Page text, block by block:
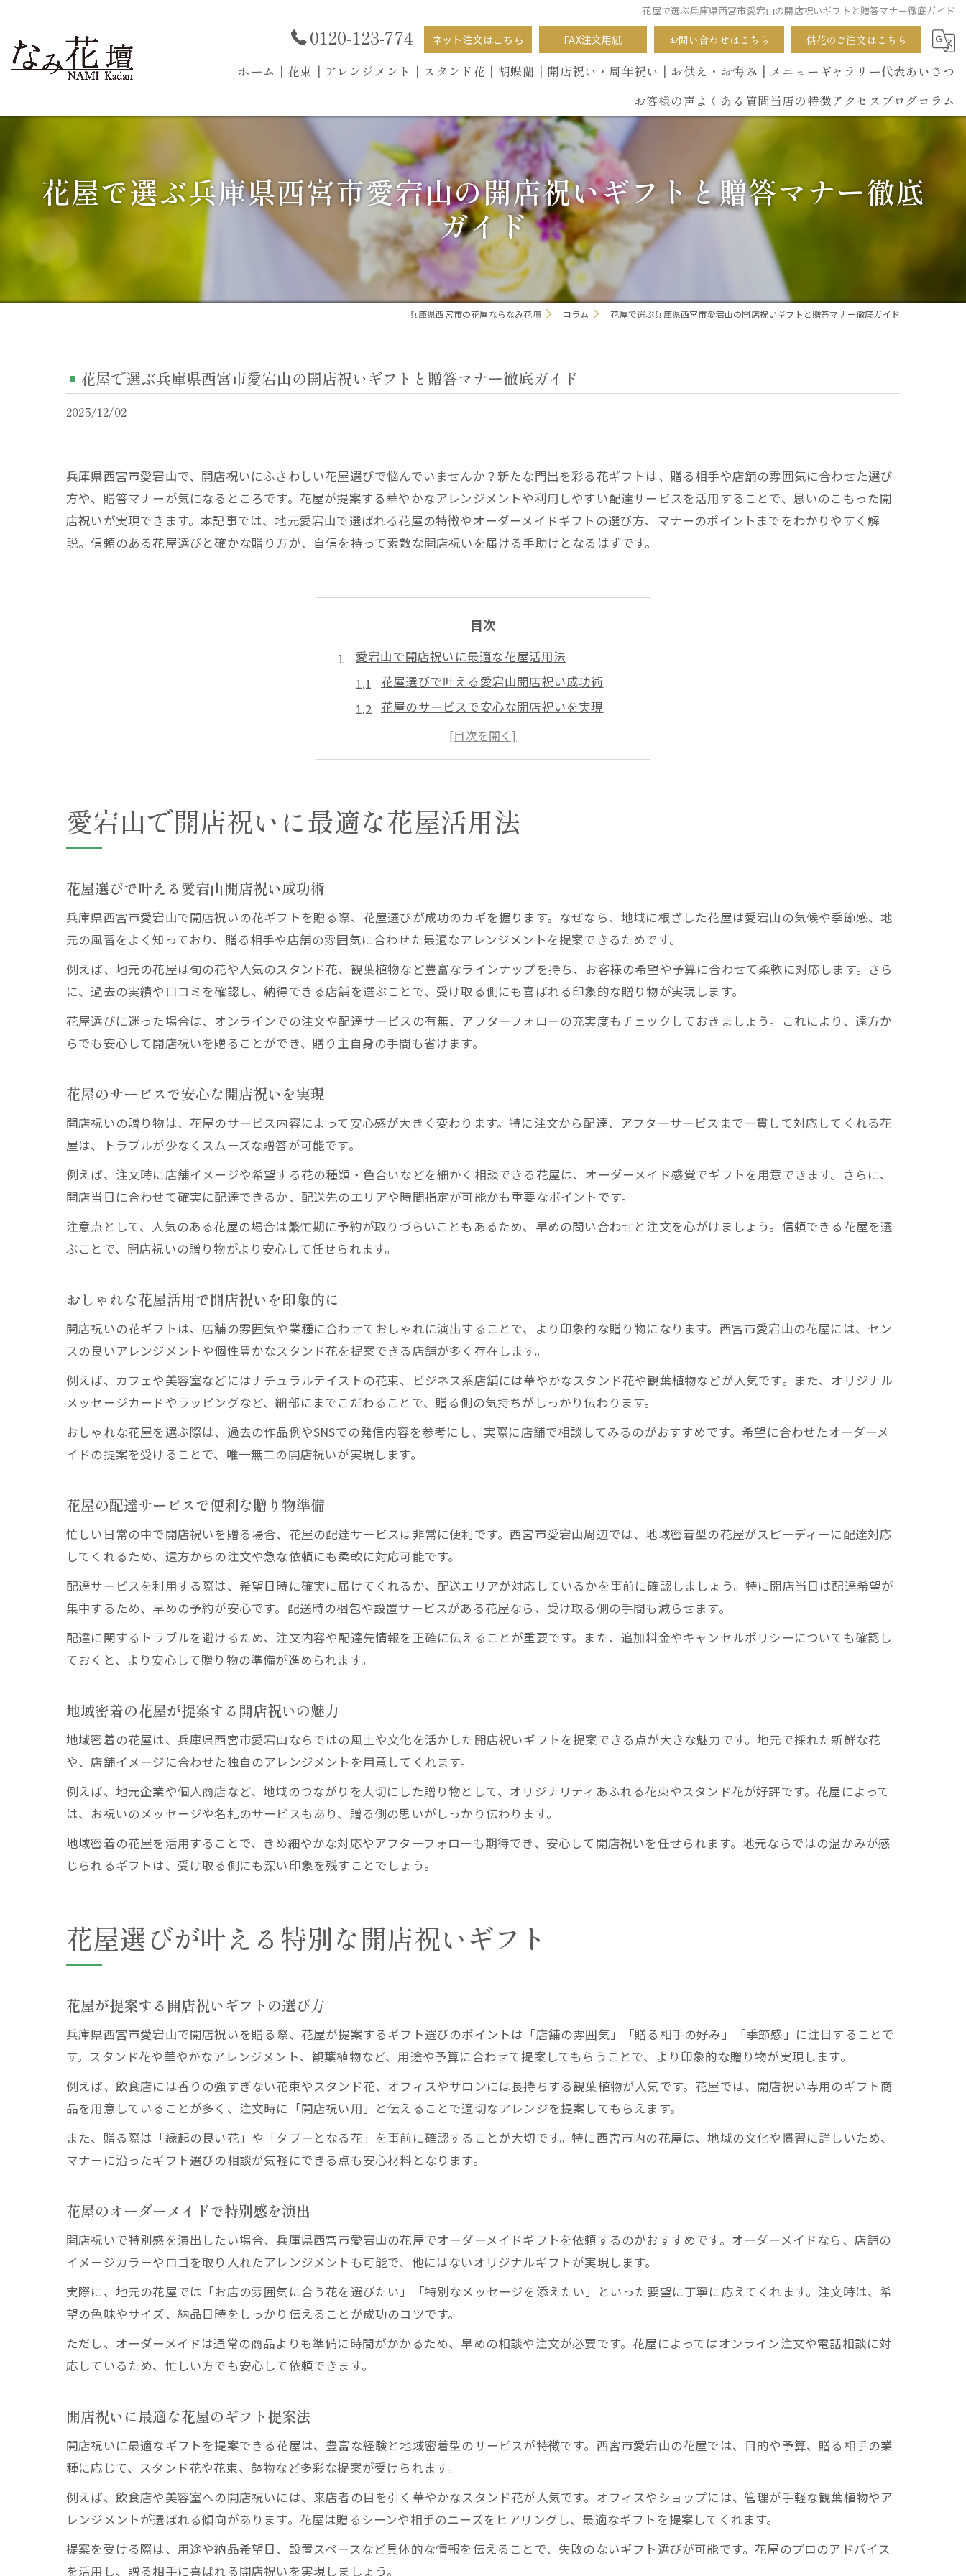
花屋で選ぶ兵庫県西宮市愛宕山の開店祝いギフトと贈答マナー徹底ガイド
0120-123-774 ネット注文はこちら FAX注文用紙 お問い合わせはこちら 供花のご注文はこちら
ホーム ┃花束┃ アレンジメント┃ スタンド花┃ 胡蝶蘭 ┃開店祝い・周年祝い ┃お供え・お悔み ┃メニューギャラリー代表あいさつ
お客様の声 よくある質問当店の特徴
開店祝い
イベント
誕生日
アクセス ブログコラム
花屋で選ぶ兵庫県西宮市愛宕山の開店祝いギフトと贈答マナー徹底
ガイド
兵庫県西宮市の花屋ならなみ花壇 コラム 花屋で選ぶ兵庫県西宮市愛宕山の開店祝いギフトと贈答マナー徹底ガイド
花屋で選ぶ兵庫県西宮市愛宕山の開店祝いギフトと贈答マナー徹底ガイド
2025/12/02
兵庫県西宮市愛宕山で、開店祝いにふさわしい花屋選びで悩んでいませんか？新たな門出を彩る花ギフトは、贈る相手や店舗の雰囲気に合わせた選び
方や、贈答マナーが気になるところです。花屋が提案する華やかなアレンジメントや利用しやすい配達サービスを活用することで、思いのこもった開
店祝いが実現できます。本記事では、地元愛宕山で選ばれる花屋の特徴やオーダーメイドギフトの選び方、マナーのポイントまでをわかりやすく解
説。信頼のある花屋選びと確かな贈り方が、自信を持って素敵な開店祝いを届ける手助けとなるはずです。
目次
愛宕山で開店祝いに最適な花屋活用法
花屋選びで叶える愛宕山開店祝い成功術
花屋のサービスで安心な開店祝いを実現
おしゃれな花屋活用で開店祝いを印象的に
花屋の配達サービスで便利な贈り物準備
花屋選びが叶える特別な開店祝いギフト
花屋が提案する開店祝いギフトの選び方
花屋選びで贈る想いをより深く伝える方法
花屋のおすすめギフトで開店祝いを格上げ
花屋が教える開店祝いマナーの基本知識
花屋の提案で守るべき開店祝いのタブー
花屋のアレンジで華やかな開店祝いを実現
おしゃれな花屋の演出で特別感を高める方法
花屋の提案で彩る開店祝いのアレンジメント
花屋による開店祝い成功のヒントまとめ
開店祝いに役立つ花屋の活用術を伝授
花屋が教える開店祝いで喜ばれる秘訣
安心できる花屋選びで満足度を高める方法
開店祝いにふさわしい花選びのポイント
花屋が選ぶ開店祝いに適した花とは何か
花屋の視点で押さえる花選びの基本
花屋のアドバイスで失敗しない花選び
愛宕山で開店祝いに最適な花屋活用法
花屋選びで叶える愛宕山開店祝い成功術
兵庫県西宮市愛宕山で開店祝いの花ギフトを贈る際、花屋選びが成功のカギを握ります。なぜなら、地域に根ざした花屋は愛宕山の気候や季節感、地
元の風習をよく知っており、贈る相手や店舗の雰囲気に合わせた最適なアレンジメントを提案できるためです。
例えば、地元の花屋は旬の花や人気のスタンド花、観葉植物など豊富なラインナップを持ち、お客様の希望や予算に合わせて柔軟に対応します。さら
に、過去の実績や口コミを確認し、納得できる店舗を選ぶことで、受け取る側にも喜ばれる印象的な贈り物が実現します。
花屋選びに迷った場合は、オンラインでの注文や配達サービスの有無、アフターフォローの充実度もチェックしておきましょう。これにより、遠方か
らでも安心して開店祝いを贈ることができ、贈り主自身の手間も省けます。
花屋のサービスで安心な開店祝いを実現
開店祝いの贈り物は、花屋のサービス内容によって安心感が大きく変わります。特に注文から配達、アフターサービスまで一貫して対応してくれる花
屋は、トラブルが少なくスムーズな贈答が可能です。
例えば、注文時に店舗イメージや希望する花の種類・色合いなどを細かく相談できる花屋は、オーダーメイド感覚でギフトを用意できます。さらに、
開店当日に合わせて確実に配達できるか、配送先のエリアや時間指定が可能かも重要なポイントです。
注意点として、人気のある花屋の場合は繁忙期に予約が取りづらいこともあるため、早めの問い合わせと注文を心がけましょう。信頼できる花屋を選
ぶことで、開店祝いの贈り物がより安心して任せられます。
おしゃれな花屋活用で開店祝いを印象的に
開店祝いの花ギフトは、店舗の雰囲気や業種に合わせておしゃれに演出することで、より印象的な贈り物になります。西宮市愛宕山の花屋には、セン
スの良いアレンジメントや個性豊かなスタンド花を提案できる店舗が多く存在します。
例えば、カフェや美容室などにはナチュラルテイストの花束、ビジネス系店舗には華やかなスタンド花や観葉植物などが人気です。また、オリジナル
メッセージカードやラッピングなど、細部にまでこだわることで、贈る側の気持ちがしっかり伝わります。
おしゃれな花屋を選ぶ際は、過去の作品例やSNSでの発信内容を参考にし、実際に店舗で相談してみるのがおすすめです。希望に合わせたオーダーメ
イドの提案を受けることで、唯一無二の開店祝いが実現します。
花屋の配達サービスで便利な贈り物準備
忙しい日常の中で開店祝いを贈る場合、花屋の配達サービスは非常に便利です。西宮市愛宕山周辺では、地域密着型の花屋がスピーディーに配達対応
してくれるため、遠方からの注文や急な依頼にも柔軟に対応可能です。
配達サービスを利用する際は、希望日時に確実に届けてくれるか、配送エリアが対応しているかを事前に確認しましょう。特に開店当日は配達希望が
集中するため、早めの予約が安心です。配送時の梱包や設置サービスがある花屋なら、受け取る側の手間も減らせます。
配達に関するトラブルを避けるため、注文内容や配達先情報を正確に伝えることが重要です。また、追加料金やキャンセルポリシーについても確認し
ておくと、より安心して贈り物の準備が進められます。
地域密着の花屋が提案する開店祝いの魅力
地域密着の花屋は、兵庫県西宮市愛宕山ならではの風土や文化を活かした開店祝いギフトを提案できる点が大きな魅力です。地元で採れた新鮮な花
や、店舗イメージに合わせた独自のアレンジメントを用意してくれます。
例えば、地元企業や個人商店など、地域のつながりを大切にした贈り物として、オリジナリティあふれる花束やスタンド花が好評です。花屋によって
は、お祝いのメッセージや名札のサービスもあり、贈る側の思いがしっかり伝わります。
地域密着の花屋を活用することで、きめ細やかな対応やアフターフォローも期待でき、安心して開店祝いを任せられます。地元ならではの温かみが感
じられるギフトは、受け取る側にも深い印象を残すことでしょう。
花屋選びが叶える特別な開店祝いギフト
花屋が提案する開店祝いギフトの選び方
兵庫県西宮市愛宕山で開店祝いを贈る際、花屋が提案するギフト選びのポイントは「店舗の雰囲気」「贈る相手の好み」「季節感」に注目することで
す。スタンド花や華やかなアレンジメント、観葉植物など、用途や予算に合わせて提案してもらうことで、より印象的な贈り物が実現します。
例えば、飲食店には香りの強すぎない花束やスタンド花、オフィスやサロンには長持ちする観葉植物が人気です。花屋では、開店祝い専用のギフト商
品を用意していることが多く、注文時に「開店祝い用」と伝えることで適切なアレンジを提案してもらえます。
また、贈る際は「縁起の良い花」や「タブーとなる花」を事前に確認することが大切です。特に西宮市内の花屋は、地域の文化や慣習に詳しいため、
マナーに沿ったギフト選びの相談が気軽にできる点も安心材料となります。
花屋のオーダーメイドで特別感を演出
開店祝いで特別感を演出したい場合、兵庫県西宮市愛宕山の花屋でオーダーメイドギフトを依頼するのがおすすめです。オーダーメイドなら、店舗の
イメージカラーやロゴを取り入れたアレンジメントも可能で、他にはないオリジナルギフトが実現します。
実際に、地元の花屋では「お店の雰囲気に合う花を選びたい」「特別なメッセージを添えたい」といった要望に丁寧に応えてくれます。注文時は、希
望の色味やサイズ、納品日時をしっかり伝えることが成功のコツです。
ただし、オーダーメイドは通常の商品よりも準備に時間がかかるため、早めの相談や注文が必要です。花屋によってはオンライン注文や電話相談に対
応しているため、忙しい方でも安心して依頼できます。
開店祝いに最適な花屋のギフト提案法
開店祝いに最適なギフトを提案できる花屋は、豊富な経験と地域密着型のサービスが特徴です。西宮市愛宕山の花屋では、目的や予算、贈る相手の業
種に応じて、スタンド花や花束、鉢物など多彩な提案が受けられます。
例えば、飲食店や美容室への開店祝いには、来店者の目を引く華やかなスタンド花が人気です。オフィスやショップには、管理が手軽な観葉植物やア
レンジメントが選ばれる傾向があります。花屋は贈るシーンや相手のニーズをヒアリングし、最適なギフトを提案してくれます。
提案を受ける際は、用途や納品希望日、設置スペースなど具体的な情報を伝えることで、失敗のないギフト選びが可能です。花屋のプロのアドバイス
を活用し、贈る相手に喜ばれる開店祝いを実現しましょう。